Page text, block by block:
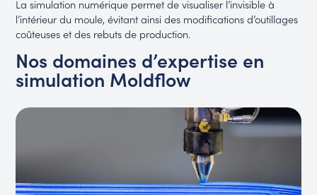
La simulation numérique permet de visualiser l’invisible à
l’intérieur du moule, évitant ainsi des modifications d’outillages
coûteuses et des rebuts de production.
Nos domaines d’expertise en
simulation Moldflow